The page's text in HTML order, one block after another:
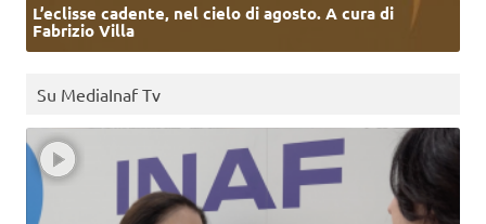
L’eclisse cadente, nel cielo di agosto. A cura di
Fabrizio Villa
Su MediaInaf Tv